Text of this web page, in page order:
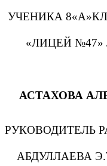
УЧЕНИКА
«ЛИЦЕЙ
АСТАХОВА
АБДУЛЛАЕВА